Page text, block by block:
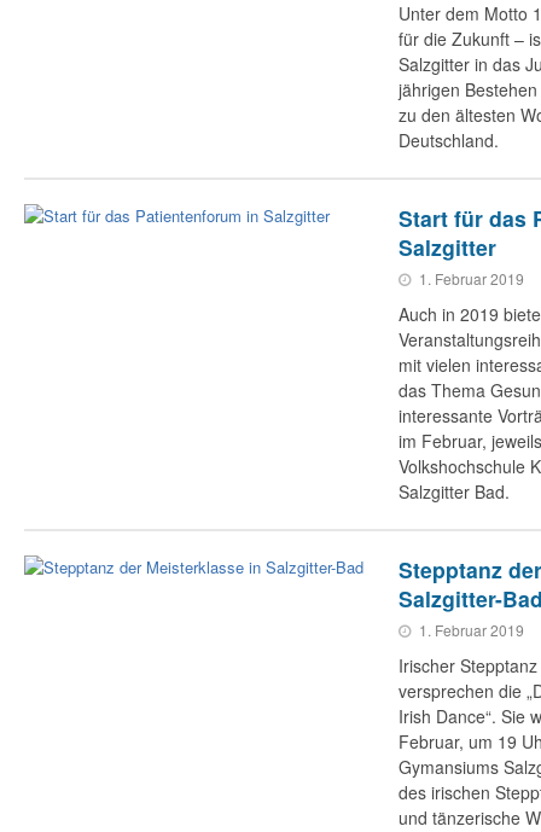
Unter dem Motto
für die Zukunft –
Salzgitter in das
jährigen
zu den ältesten
Deutschland.
Start für das
Salzgitter
1. Februar 2019
Auch in 2019
mit vielen
das Thema
interessante
im Februar,
Volkshochschule
Salzgitter Bad.
Stepptanz
Salzgitter-
1. Februar 2019
Irischer
versprechen die
Irish Dance“. Sie
Februar, um 19
Gymansiums
des irischen
und tänzerische